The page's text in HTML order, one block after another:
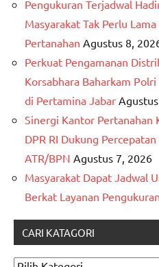
Pengukuran Terjadwal
Masyarakat Tak Perlu
Pertanahan Agustus 8,
Perkuat Pengamanan
Korsabhara Baharkam
di Pertamina Jabar
Sinergi Kantor Pertanahan
DPR RI Dukung
ATR/BPN Agustus 7, 2026
Masyarakat Dapat Jadwal
Berkat Layanan
CARI KATAGORI